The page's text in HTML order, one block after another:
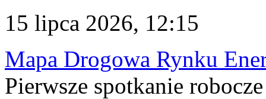
15 lipca 2026, 12:15
Mapa Drogowa Rynku
Pierwsze spotkanie